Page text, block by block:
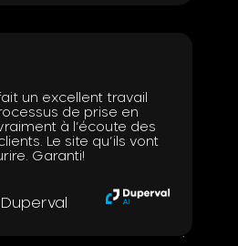
un excellent travail
de prise en
à l’écoute des
Le site qu’ils vont
Garanti!
Duperval